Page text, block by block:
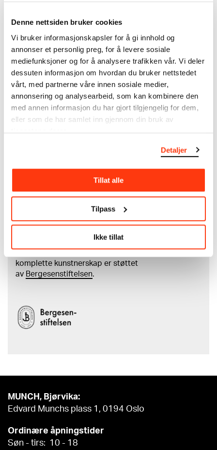
Denne nettsiden bruker cookies
Vi bruker informasjonskapsler for å gi innhold og
annonser et personlig preg, for å levere sosiale
mediefunksjoner og for å analysere trafikken vår. Vi deler
dessuten informasjon om hvordan du bruker nettstedet
vårt, med partnerne våre innen sosiale medier,
annonsering og analysearbeid, som kan kombinere den
med annen informasjon du har gjort tilgjengelig for dem,
eller som de har samlet inn gjennom din bruk av
tjenestene deres.
Detaljer
Tillat alle
Tilpass
Ikke tillat
samsvar med den nyeste forskningen. Vi tar
MUNCHs samling består av over 42 000 unike
museumsobjekter, inkludert nærmere 27 000 unike
kunstverk. I tillegg til den ekstraordinære samlingen
somEdvard Munchtestamenterte til Oslo
kommune i 1940, rommer museet også samlingene
til Rolf Stenersen, Amaldus Nielsen og Ludvig O.
Ravensberg.
Les mer om arbeidet med å digitalisere Munchs
kunstnerskap
Den digitale tilgjengeliggjøringen av museets
komplette kunstnerskap er støttet
av Bergesenstiftelsen.
MUNCH, Bjørvika:
Edvard Munchs plass 1, 0194 Oslo
Ordinære åpningstider
Søn - tirs: 10 - 18